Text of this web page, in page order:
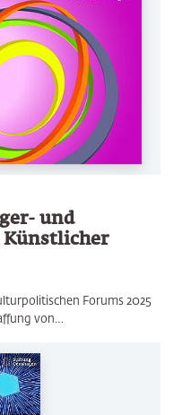
und
Künstlicher
Forums 2025
von…